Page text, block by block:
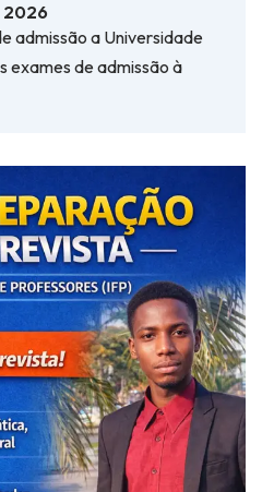
2026
admissão a Universidade
exames de admissão à